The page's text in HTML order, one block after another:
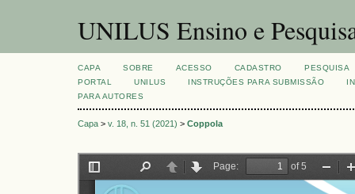
UNILUS Ensino e
CAPA SOBRE ACESSO CADASTRO
PESQUISA
PORTAL
UNILUS INSTRUÇÕES PARA SUBMISSÃO
PARA AUTORES
Capa > v. 18, n. 51 (2021) > Coppola